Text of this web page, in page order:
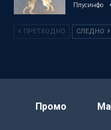
Плусинфо
ПРЕТХОДНО СЛЕДНО
Промо